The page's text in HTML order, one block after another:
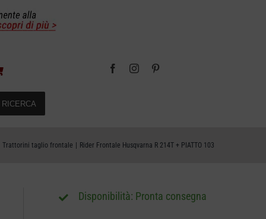
RICERCA
Trattorini taglio frontale Rider Frontale Husqvarna R 214T + PIATTO 103
Pronta consegna